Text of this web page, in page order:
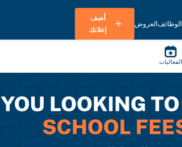
الوظائفالعروض
أضف
إعلانك
الفعاليات